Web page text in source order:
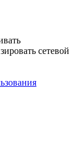
сетевой